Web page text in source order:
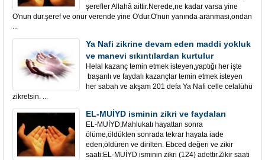
şerefler Allahâ aittir.Nerede,ne kadar varsa yine
O'nun dur.şeref ve onur verende yine O'dur.O'nun yanında aranması,ondan
...
Ya Nafi zikrine devam eden maddi yokluk
ve manevi sıkıntılardan kurtulur
Helal kazanç temin etmek isteyen,yaptığı her işte
başarılı ve faydalı kazançlar temin etmek isteyen
her sabah ve akşam 201 defa Ya Nafi celle celalühü
zikretsin. ...
EL-MUİYD isminin zikri ve faydaları
EL-MUİYD;Mahlukatı hayattan sonra
ölüme,öldükten sonrada tekrar hayata iade
eden;öldüren ve dirilten. Ebced değeri ve zikir
saati:EL-MUİYD isminin zikri (124) adettir.Zikir saati